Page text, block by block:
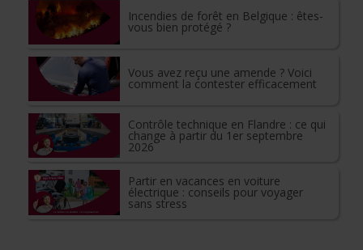
Incendies de forêt en Belgique : êtes-
vous bien protégé ?
Vous avez reçu une amende ? Voici
comment la contester efficacement
Contrôle technique en Flandre : ce qui
change à partir du 1er septembre
2026
Partir en vacances en voiture
électrique : conseils pour voyager
sans stress